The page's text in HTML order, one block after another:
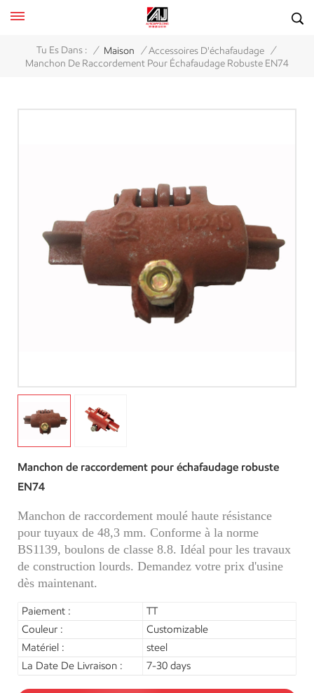
Tu Es Dans : / Maison / Accessoires D'échafaudage /
Manchon De Raccordement Pour Échafaudage Robuste EN74
Manchon de raccordement pour échafaudage robuste
EN74
Manchon de raccordement moulé haute résistance
pour tuyaux de 48,3 mm. Conforme à la norme
BS1139, boulons de classe 8.8. Idéal pour les travaux
de construction lourds. Demandez votre prix d'usine
dès maintenant.
Paiement :
TT
Couleur :
Customizable
Matériel :
steel
La Date De Livraison :
7-30 days